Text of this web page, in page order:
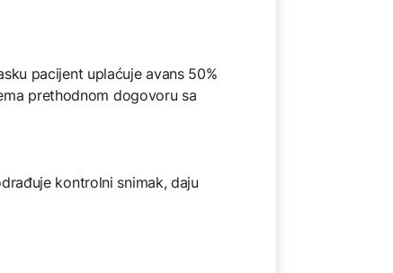
pacijent uplaćuje avans 50%
prethodnom dogovoru sa
kontrolni snimak, daju